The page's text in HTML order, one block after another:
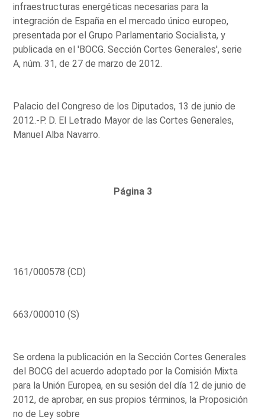
infraestructuras energéticas necesarias para la
integración de España en el mercado único europeo,
presentada por el Grupo Parlamentario Socialista, y
publicada en el 'BOCG. Sección Cortes Generales', serie
A, núm. 31, de 27 de marzo de 2012.
Palacio del Congreso de los Diputados, 13 de junio de
2012.-P. D. El Letrado Mayor de las Cortes Generales,
Manuel Alba Navarro.
Página 3
161/000578 (CD)
663/000010 (S)
Se ordena la publicación en la Sección Cortes Generales
del BOCG del acuerdo adoptado por la Comisión Mixta
para la Unión Europea, en su sesión del día 12 de junio de
2012, de aprobar, en sus propios términos, la Proposición
no de Ley sobre